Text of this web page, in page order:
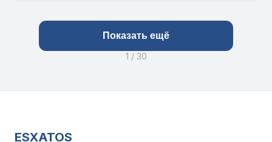
Показать ещё
1 / 30
ESXATOS